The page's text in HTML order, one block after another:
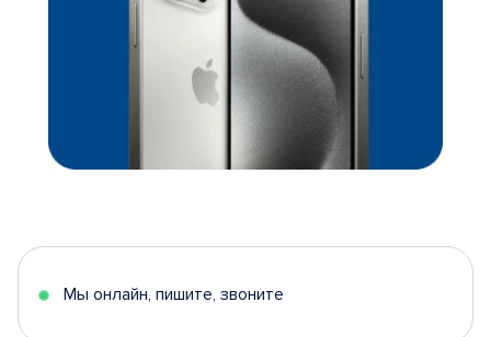
Мы онлайн, пишите, звоните